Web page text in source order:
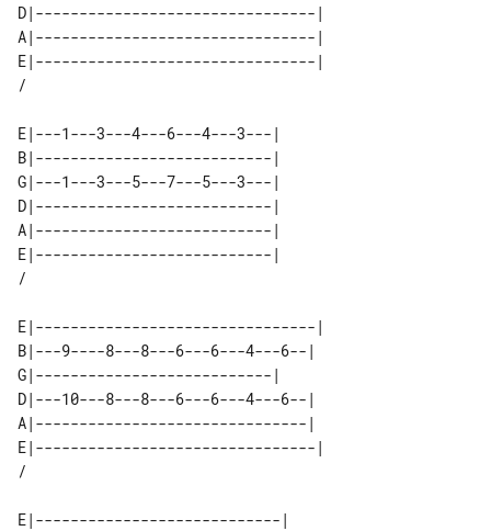
D|--------------------------------|
A|--------------------------------|
E|--------------------------------|
E|---1---3---4---6---4---3---|
B|---------------------------|
G|---1---3---5---7---5---3---|
D|---------------------------|
A|---------------------------|
E|---------------------------|
E|--------------------------------|
B|---9----8---8---6---6---4---6--|
G|---------------------------|
D|---10---8---8---6---6---4---6--|
A|-------------------------------|
E|--------------------------------|
E|----------------------------|